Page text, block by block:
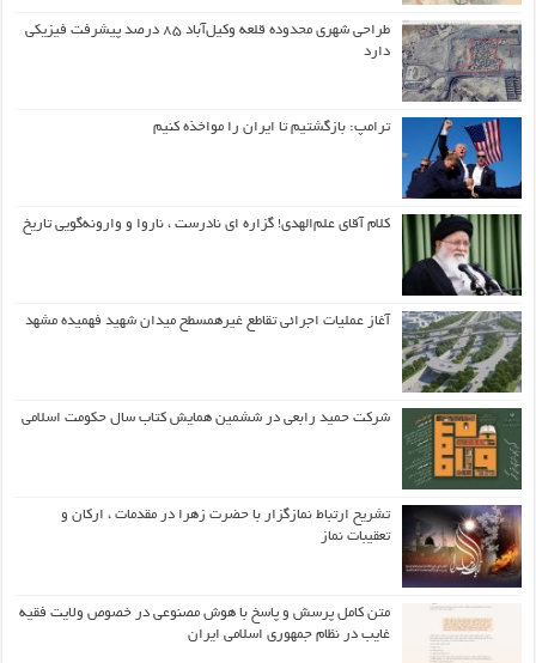
طراحی شهری محدوده قلعه وکیل‌آباد ۸۵ درصد پیشرفت فیزیکی
دارد
ترامپ: بازگشتیم تا ایران را مواخذه کنیم
کلام آقای علم‌الهدی! گزاره ای نادرست ، ناروا و وارونه‌گویی تاریخ
آغاز عملیات اجرائی تقاطع غیرهمسطح میدان شهید فهمیده مشهد
شرکت حمید رابعی در ششمین همایش کتاب سال حکومت اسلامی
تشریح ارتباط نمازگزار با حضرت زهرا در مقدمات ، ارکان و
تعقیبات نماز
متن کامل پرسش و پاسخ با هوش مصنوعی در خصوص ولایت فقیه
غایب در نظام جمهوری اسلامی ایران